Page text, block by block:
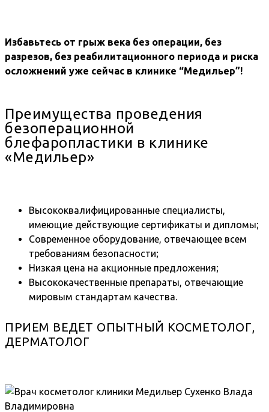
Избавьтесь от грыж века без операции, без
разрезов, без реабилитационного периода и риска
осложнений уже сейчас в клинике “Медильер”!
Преимущества проведения
безоперационной
блефаропластики в клинике
«Медильер»
Высококвалифицированные специалисты,
имеющие действующие сертификаты и дипломы;
Современное оборудование, отвечающее всем
требованиям безопасности;
Низкая цена на акционные предложения;
Высококачественные препараты, отвечающие
мировым стандартам качества.
ПРИЕМ ВЕДЕТ ОПЫТНЫЙ КОСМЕТОЛОГ,
ДЕРМАТОЛОГ